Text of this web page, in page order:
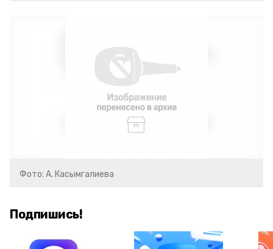
Фото: А. Касымгалиева
Подпишись!